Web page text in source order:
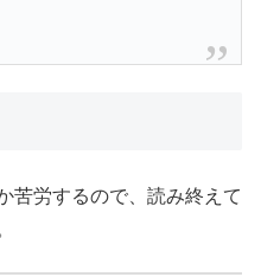
苦労するので、読み終えて